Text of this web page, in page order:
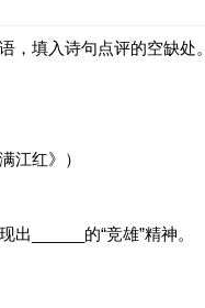
，填入诗句点评的空缺处。
江红》）
______的“竞雄”精神。